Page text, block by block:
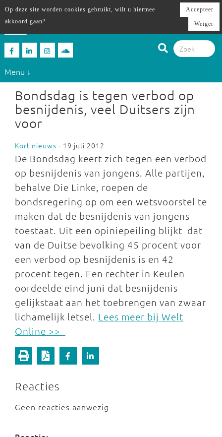
Menu ↓
Bondsdag is tegen verbod op
besnijdenis, veel Duitsers zijn
voor
Kort nieuws - 19 juli 2012
De Bondsdag keert zich tegen een verbod
op besnijdenis van jongens. Alle partijen,
behalve Die Linke, roepen de
bondsregering op om een wetsvoorstel te
maken dat de besnijdenis van jongens
toestaat. Uit een opiniepeiling blijkt dat
van de Duitse bevolking 45 procent voor
een verbod op besnijdenis is en 42
procent tegen. Een rechter in Keulen
oordeelde eind juni dat besnijdenis
gelijkstaat aan het toebrengen van zwaar
lichamelijk letsel. Lees meer bij Welt
Online >>
Reacties
Geen reacties aanwezig
Op deze site worden cookies gebruikt, wilt u hiermee
akkoord gaan?
Accepteer
Weiger